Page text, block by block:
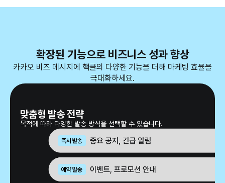
확장된 기능으로 비즈니스 성과 향상
카카오 비즈 메시지에 핵클의 다양한 기능을 더해 마케팅 효율을
극대화하세요.
맞춤형 발송 전략
목적에 따라 다양한 발송 방식을 선택할 수 있습니다.